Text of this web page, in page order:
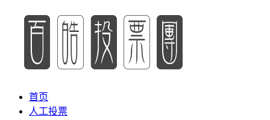
首页
人工投票